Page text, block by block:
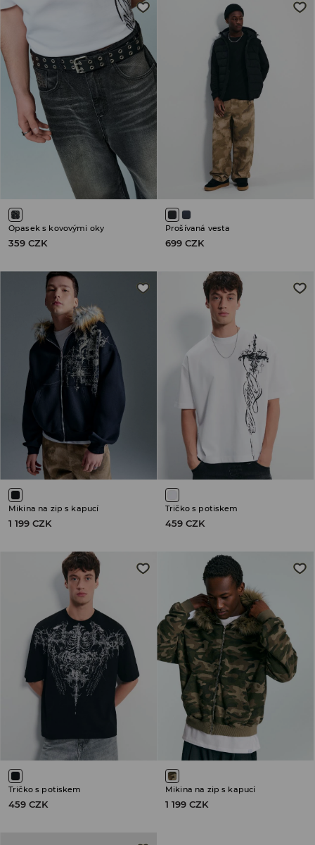
Opasek s kovovými oky
359 CZK
Prošívaná vesta
699 CZK
Mikina na zip s kapucí
1 199 CZK
Tričko s potiskem
459 CZK
Tričko s potiskem
459 CZK
Mikina na zip s kapucí
1 199 CZK